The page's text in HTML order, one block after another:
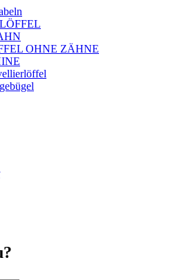
OHNE ZÄHNE